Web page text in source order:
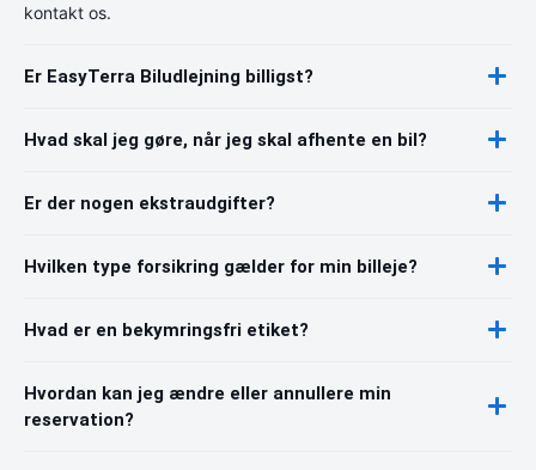
kontakt os.
Er EasyTerra Biludlejning billigst?
Hvad skal jeg gøre, når jeg skal afhente en bil?
Er der nogen ekstraudgifter?
Hvilken type forsikring gælder for min billeje?
Hvad er en bekymringsfri etiket?
Hvordan kan jeg ændre eller annullere min
reservation?